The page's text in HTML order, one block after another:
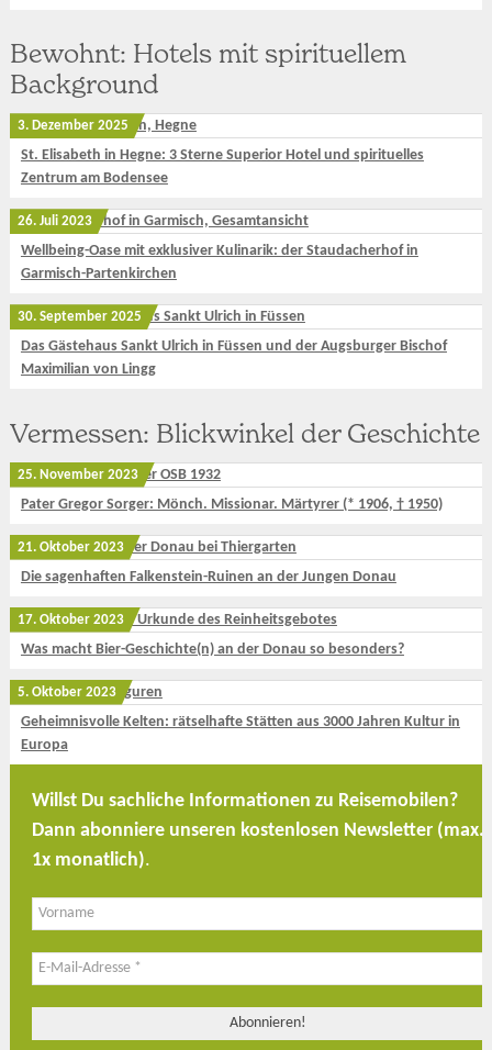
Bewohnt: Hotels mit spirituellem
Background
3. Dezember 2025
St. Elisabeth in Hegne: 3 Sterne Superior Hotel und spirituelles
Zentrum am Bodensee
26. Juli 2023
Wellbeing-Oase mit exklusiver Kulinarik: der Staudacherhof in
Garmisch-Partenkirchen
30. September 2025
Das Gästehaus Sankt Ulrich in Füssen und der Augsburger Bischof
Maximilian von Lingg
Vermessen: Blickwinkel der Geschichte
25. November 2023
Pater Gregor Sorger: Mönch. Missionar. Märtyrer (* 1906, † 1950)
21. Oktober 2023
Die sagenhaften Falkenstein-Ruinen an der Jungen Donau
17. Oktober 2023
Was macht Bier-Geschichte(n) an der Donau so besonders?
5. Oktober 2023
Geheimnisvolle Kelten: rätselhafte Stätten aus 3000 Jahren Kultur in
Europa
Willst Du sachliche Informationen zu Reisemobilen?
Dann abonniere unseren kostenlosen Newsletter (max.
1x monatlich).